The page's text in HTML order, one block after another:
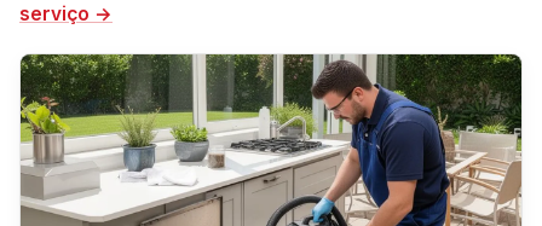
serviço →